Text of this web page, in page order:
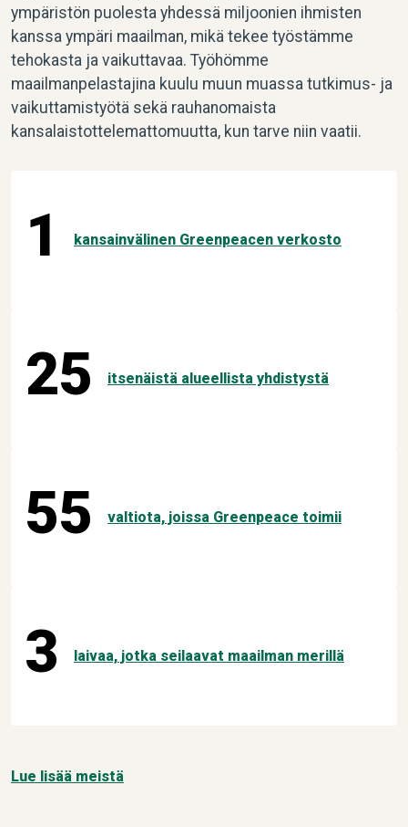
ympäristön puolesta yhdessä miljoonien ihmisten
kanssa ympäri maailman, mikä tekee työstämme
tehokasta ja vaikuttavaa. Työhömme
maailmanpelastajina kuulu muun muassa tutkimus- ja
vaikuttamistyötä sekä rauhanomaista
kansalaistottelemattomuutta, kun tarve niin vaatii.
1 kansainvälinen Greenpeacen verkosto
25 itsenäistä alueellista yhdistystä
55 valtiota, joissa Greenpeace toimii
3 laivaa, jotka seilaavat maailman merillä
Lue lisää meistä